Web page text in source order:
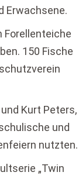
Erwachsene.
Forellenteiche
150 Fische
Kurt Peters,
und
nutzten.
„Twin